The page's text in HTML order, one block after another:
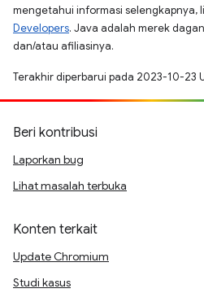
mengetahui informasi selengkapnya,
Developers. Java adalah merek
dan/atau afiliasinya.
Terakhir diperbarui pada 2023-10-23
Beri kontribusi
Laporkan bug
Lihat masalah terbuka
Konten terkait
Update Chromium
Studi kasus